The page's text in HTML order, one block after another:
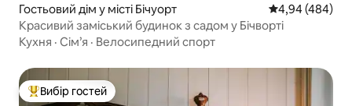
Гостьовий дім у місті Бічуорт Середня
4,94 (484)
Красивий заміський будинок з садом у Бічворті
Кухня · Сім’я · Велосипедний спорт
Топ вибір гостей
Вибір гостей